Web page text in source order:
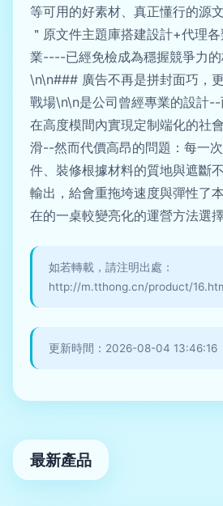
等可用的好素材、真正懂行的源
＂原文件主題庫搭建設計+代理
業----已經免檢成為穩握競爭力的
\n\n### 廣告不再是拼封面巧，
戰場\n\n是公司曾經專業的設計
在高度模間內實現定制端化的社
滑--然而代價高昂的問題：每一
件、裝修根據材料的質地與遮斷
輸出，給會重拖垮速度與彈性了
在的一桌較變亮化的運營方法選
如若轉載，請注明出處：
http://m.tthong.cn/product/
更新時間：2026-08-04 13:46:16
最新產品